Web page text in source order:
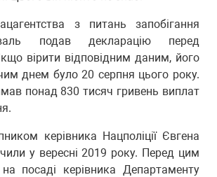
з питань запобігання
подав декларацію перед
вірити відповідним даним, його
днем було 20 серпня цього року.
понад 830 тисяч гривень виплат
керівника Нацполіції Євгена
у вересні 2019 року. Перед цим
посаді керівника Департаменту